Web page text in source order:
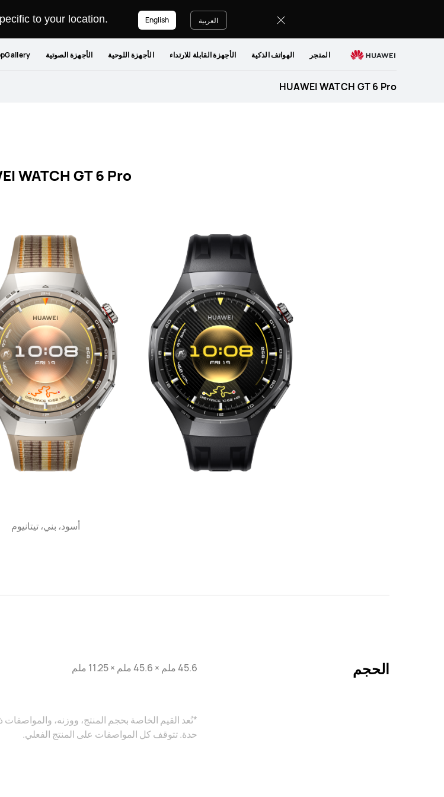
GT
to your location. العربية English
المتجر الهواتف الذكية الأجهزة القابلة للارتداء الأجهزة اللوحية الأجهزة الصوتية
HUAWEI WATCH GT 6 Pro
WATCH GT 6 Pro
أسود، بني، تيتانيوم
الحجم 45.6 ملم × 45.6 ملم × 11.25 ملم
*تُعد القيم الخاصة بحجم المنتج، ووزنه،
حدة. تتوقف كل المواصفات على المنتج الفعلي.